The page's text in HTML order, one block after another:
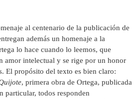
al centenario de la publicación de
además un homenaje a la
lo hace cuando lo leemos, que
amor intelectual y se rige por un honor
El propósito del texto es bien claro:
, primera obra de Ortega, publicada
particular, todos responden